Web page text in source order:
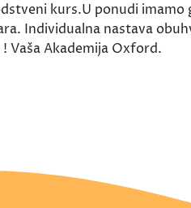
kurs.U ponudi
Individualna nastava
Vaša Akademija Oxford.